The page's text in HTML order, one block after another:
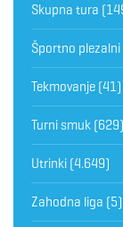
Skupna tura
Športno plezalni
Tekmovanje (41)
Turni smuk (629)
Utrinki (4.649)
Zahodna liga (5)